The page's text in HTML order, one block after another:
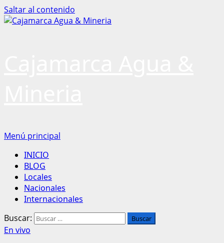
Saltar al contenido
Menú principal
INICIO
BLOG
Locales
Nacionales
Internacionales
Buscar:
En vivo